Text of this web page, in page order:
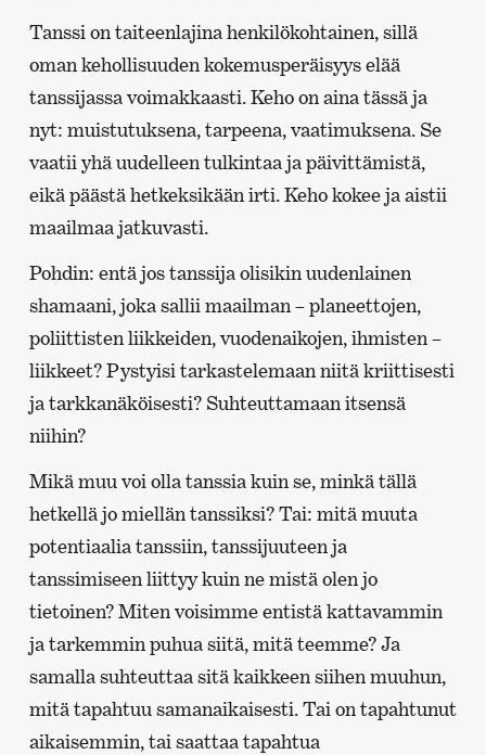
Tanssi on taiteenlajina henkilökohtainen, sillä
oman kehollisuuden kokemusperäisyys elää
tanssijassa voimakkaasti. Keho on aina tässä ja
nyt: muistutuksena, tarpeena, vaatimuksena. Se
vaatii yhä uudelleen tulkintaa ja päivittämistä,
eikä päästä hetkeksikään irti. Keho kokee ja aistii
maailmaa jatkuvasti.
Pohdin: entä jos tanssija olisikin uudenlainen
shamaani, joka sallii maailman – planeettojen,
poliittisten liikkeiden, vuodenaikojen, ihmisten –
liikkeet? Pystyisi tarkastelemaan niitä kriittisesti
ja tarkkanäköisesti? Suhteuttamaan itsensä
niihin?
Mikä muu voi olla tanssia kuin se, minkä tällä
hetkellä jo miellän tanssiksi? Tai: mitä muuta
potentiaalia tanssiin, tanssijuuteen ja
tanssimiseen liittyy kuin ne mistä olen jo
tietoinen? Miten voisimme entistä kattavammin
ja tarkemmin puhua siitä, mitä teemme? Ja
samalla suhteuttaa sitä kaikkeen siihen muuhun,
mitä tapahtuu samanaikaisesti. Tai on tapahtunut
aikaisemmin, tai saattaa tapahtua